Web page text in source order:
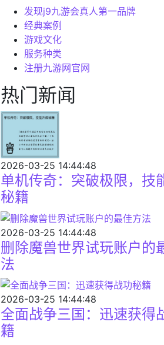
发现j9九游会真人第一品牌
经典案例
游戏文化
服务种类
注册九游网官网
热门新闻
2026-03-25 14:44:48
单机传奇：突破极限，技
秘籍
2026-03-25 14:44:48
删除魔兽世界试玩账户的
法
2026-03-25 14:44:48
全面战争三国：迅速获得
籍